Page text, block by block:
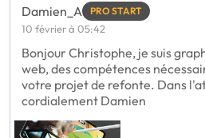
Damien_A PRO START
10 février à 05:42
Bonjour Christophe, je suis
web, des compétences
votre projet de refonte. Dans
cordialement Damien